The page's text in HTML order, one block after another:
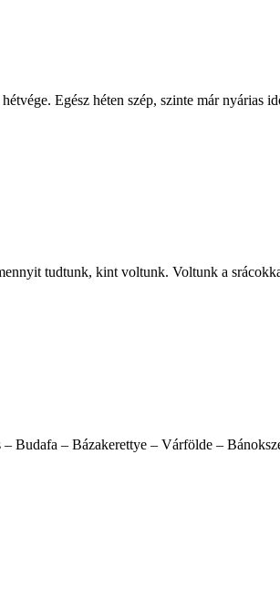
Egész héten szép, szinte már
tudtunk, kint voltunk. Voltunk a
Budafa – Bázakerettye – Várfölde –